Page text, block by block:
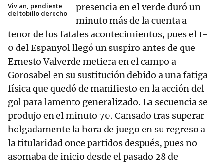
Vivian, pendiente
del tobillo derecho
presencia en el verde duró un
minuto más de la cuenta a
tenor de los fatales acontecimientos, pues el 1-
0 del Espanyol llegó un suspiro antes de que
Ernesto Valverde metiera en el campo a
Gorosabel en su sustitución debido a una fatiga
física que quedó de manifiesto en la acción del
gol para lamento generalizado. La secuencia se
produjo en el minuto 70. Cansado tras superar
holgadamente la hora de juego en su regreso a
la titularidad once partidos después, pues no
asomaba de inicio desde el pasado 28 de